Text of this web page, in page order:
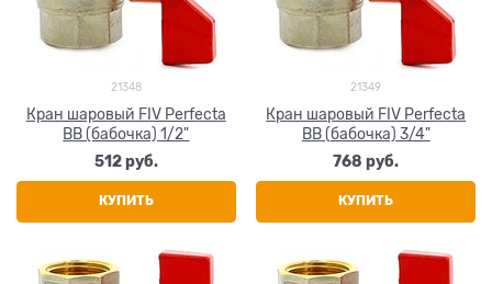
21348
Кран шаровый FIV Perfecta
ВВ (бабочка) 1/2"
512 руб.
КУПИТЬ
21349
Кран шаровый FIV Perfecta
ВВ (бабочка) 3/4"
768 руб.
КУПИТЬ